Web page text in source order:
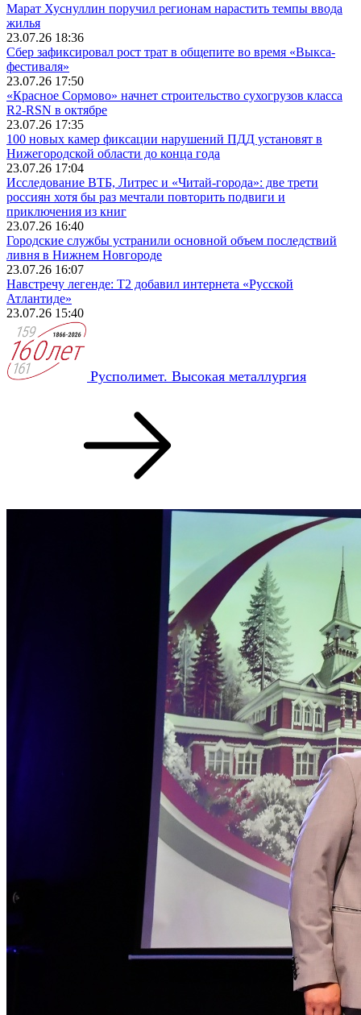
Марат Хуснуллин поручил регионам нарастить темпы ввода
жилья
23.07.26 18:36
Сбер зафиксировал рост трат в общепите во время «Выкса-
фестиваля»
23.07.26 17:50
«Красное Сормово» начнет строительство сухогрузов класса
R2-RSN в октябре
23.07.26 17:35
100 новых камер фиксации нарушений ПДД установят в
Нижегородской области до конца года
23.07.26 17:04
Исследование ВТБ, Литрес и «Читай-города»: две трети
россиян хотя бы раз мечтали повторить подвиги и
приключения из книг
23.07.26 16:40
Городские службы устранили основной объем последствий
ливня в Нижнем Новгороде
23.07.26 16:07
Навстречу легенде: Т2 добавил интернета «Русской
Атлантиде»
23.07.26 15:40
Русполимет. Высокая металлургия